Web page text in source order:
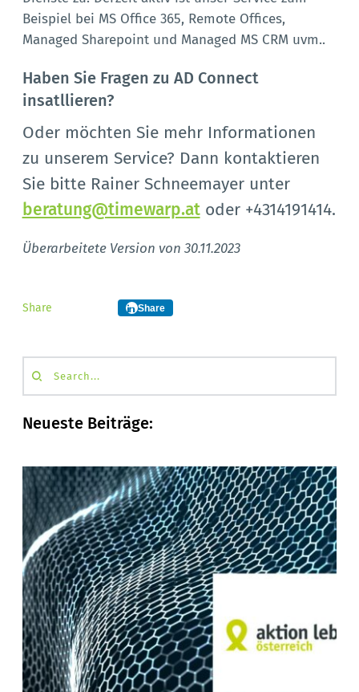
Beispiel bei MS Office 365, Remote Offices,
Managed Sharepoint und Managed MS CRM uvm..
Haben Sie Fragen zu AD Connect
insatllieren?
Oder möchten Sie mehr Informationen
zu unserem Service? Dann kontaktieren
Sie bitte Rainer Schneemayer unter
beratung@timewarp.atoder +4314191414.
Überarbeitete Version von 30.11.2023
Share Share
Search...
Neueste Beiträge: